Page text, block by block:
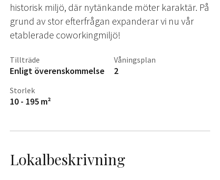
historisk miljö, där nytänkande möter karaktär. På
grund av stor efterfrågan expanderar vi nu vår
etablerade coworkingmiljö!
Tillträde
Enligt överenskommelse
Våningsplan
2
Storlek
10 - 195 m²
Lokalbeskrivning